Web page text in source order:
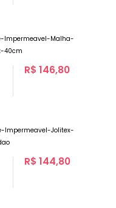
R$ 146,80
R$ 144,80